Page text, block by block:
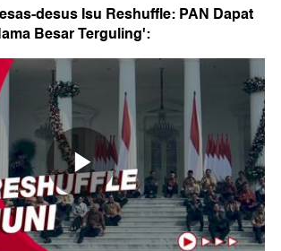
desus Isu Reshuffle: PAN Dapat
Besar Terguling':